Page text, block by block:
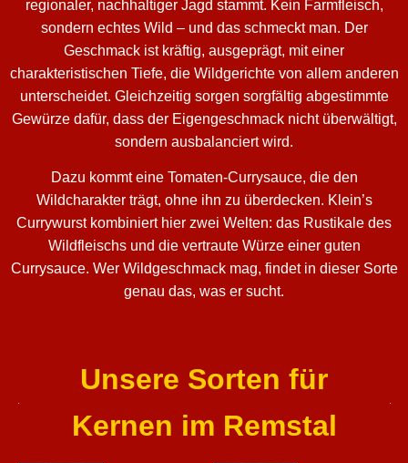
regionaler, nachhaltiger Jagd stammt. Kein Farmfleisch,
sondern echtes Wild – und das schmeckt man. Der
Geschmack ist kräftig, ausgeprägt, mit einer
charakteristischen Tiefe, die Wildgerichte von allem anderen
unterscheidet. Gleichzeitig sorgen sorgfältig abgestimmte
Gewürze dafür, dass der Eigengeschmack nicht überwältigt,
sondern ausbalanciert wird.
Dazu kommt eine Tomaten-Currysauce, die den
Wildcharakter trägt, ohne ihn zu überdecken. Klein’s
Currywurst kombiniert hier zwei Welten: das Rustikale des
Wildfleischs und die vertraute Würze einer guten
Currysauce. Wer Wildgeschmack mag, findet in dieser Sorte
genau das, was er sucht.
Unsere Sorten für
Kernen im Remstal